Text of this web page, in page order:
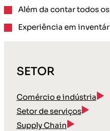
Além da contar todos
Experiência em
SETOR
Comércio e indústria
Setor de serviços
Supply Chain